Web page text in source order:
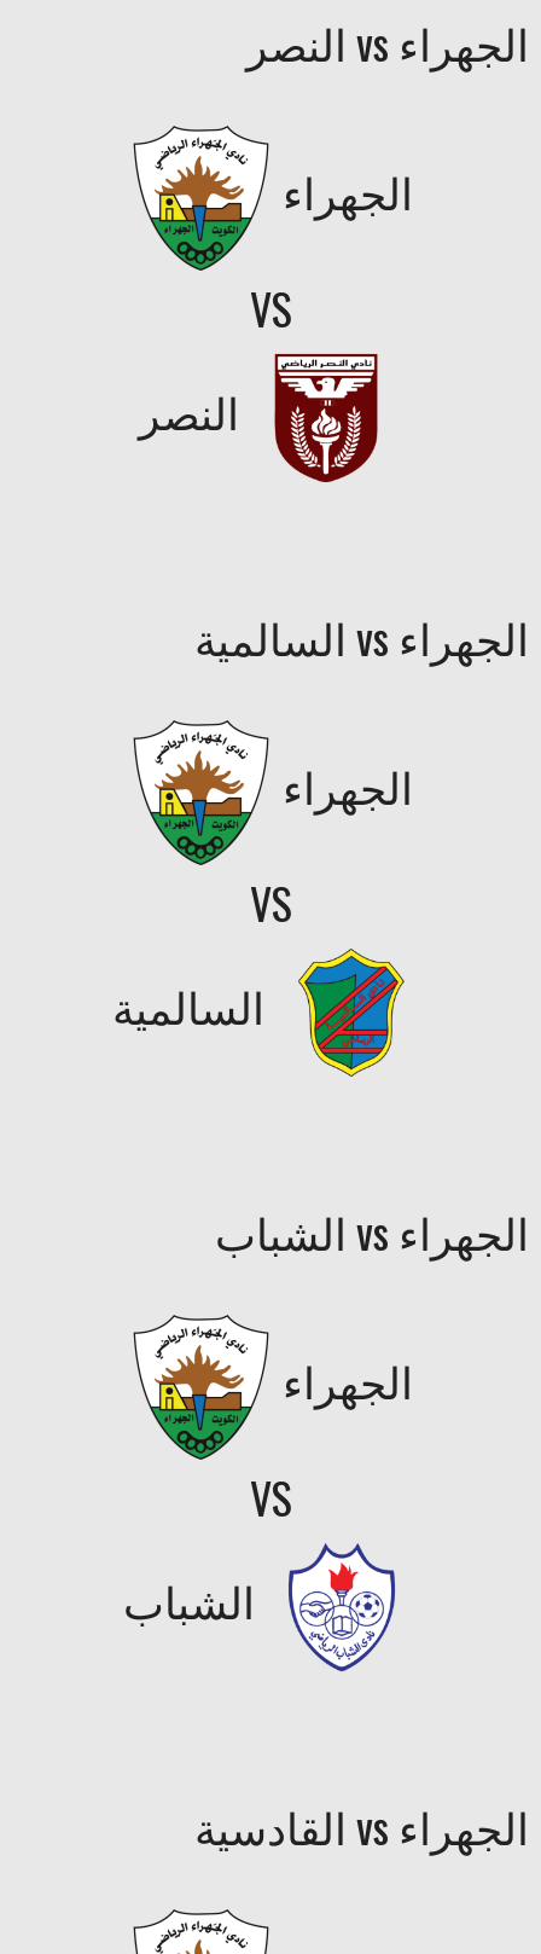
الجهراء vs النصر
الجهراء
VS
النصر
الجهراء vs السالمية
الجهراء
VS
السالمية
الجهراء vs الشباب
الجهراء
VS
الشباب
الجهراء vs القادسية